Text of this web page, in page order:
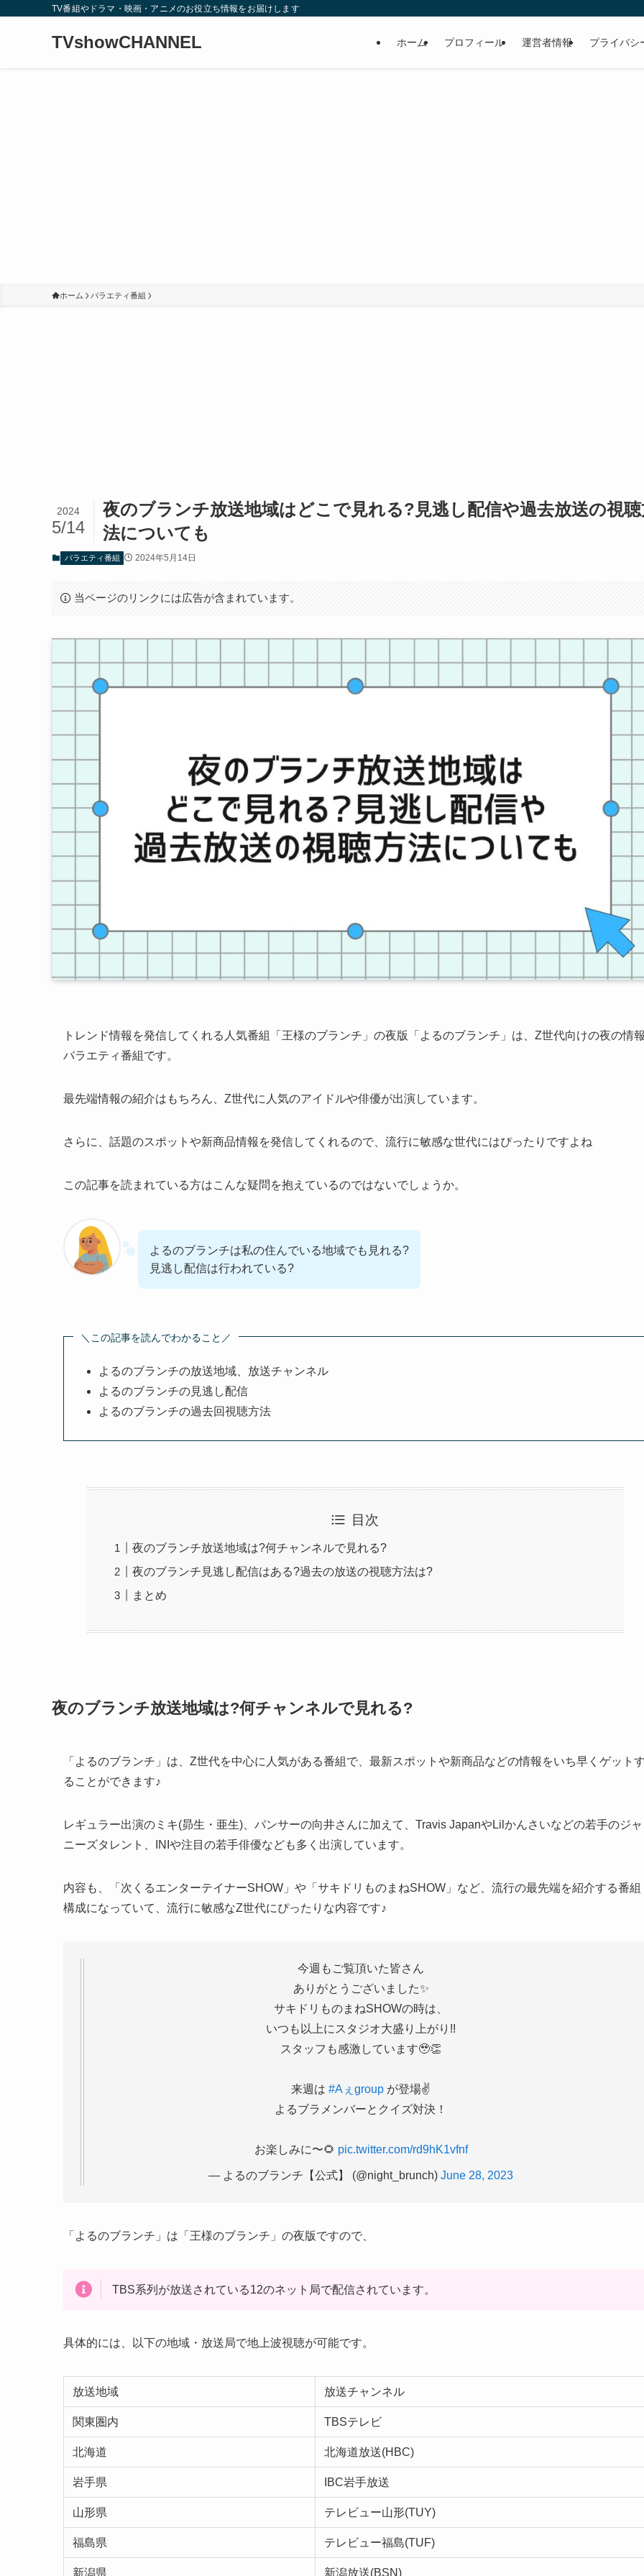
TV番組やドラマ・映画・アニメのお役立ち情報をお届けします
TVshowCHANNEL ホーム プロフィール 運営者情報 プライバシ
ホーム バラエティ番組
夜のブランチ放送地域はどこで見れる?見逃し配信や過去放送の視
法についても
2024
5/14
バラエティ番組 2024年5月14日
当ページのリンクには広告が含まれています。
トレンド情報を発信してくれる人気番組「王様のブランチ」の夜版「よるのブランチ」は、Z世代向けの夜の情
バラエティ番組です。
最先端情報の紹介はもちろん、Z世代に人気のアイドルや俳優が出演しています。
さらに、話題のスポットや新商品情報を発信してくれるので、流行に敏感な世代にはぴったりですよね
この記事を読まれている方はこんな疑問を抱えているのではないでしょうか。
よるのブランチは私の住んでいる地域でも見れる?
見逃し配信は行われている?
＼この記事を読んでわかること／
よるのブランチの放送地域、放送チャンネル
よるのブランチの見逃し配信
よるのブランチの過去回視聴方法
目次
夜のブランチ放送地域は?何チャンネルで見れる?
夜のブランチ見逃し配信はある?過去の放送の視聴方法は?
まとめ
夜のブランチ放送地域は?何チャンネルで見れる?
「よるのブランチ」は、Z世代を中心に人気がある番組で、最新スポットや新商品などの情報をいち早くゲット
ることができます♪
レギュラー出演のミキ(昴生・亜生)、パンサーの向井さんに加えて、Travis JapanやLilかんさいなどの若手のジャ
ニーズタレント、INIや注目の若手俳優なども多く出演しています。
内容も、「次くるエンターテイナーSHOW」や「サキドリものまねSHOW」など、流行の最先端を紹介する番組
構成になっていて、流行に敏感なZ世代にぴったりな内容です♪
今週もご覧頂いた皆さん
ありがとうございました✨
サキドリものまねSHOWの時は、
いつも以上にスタジオ大盛り上がり!!
スタッフも感激しています🥹👏
来週は #Aぇgroup が登場✌️
よるブラメンバーとクイズ対決！
お楽しみに〜🌻 pic.twitter.com/rd9hK1vfnf
— よるのブランチ【公式】 (@night_brunch) June 28, 2023
「よるのブランチ」は「王様のブランチ」の夜版ですので、
TBS系列が放送されている12のネット局で配信されています。
具体的には、以下の地域・放送局で地上波視聴が可能です。
放送地域 放送チャンネル
関東圏内 TBSテレビ
北海道 北海道放送(HBC)
岩手県 IBC岩手放送
山形県 テレビュー山形(TUY)
福島県 テレビュー福島(TUF)
新潟県 新潟放送(BSN)